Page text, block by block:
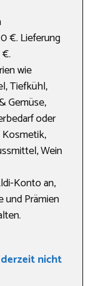
€. Lieferung
wie
Tiefkühl,
Gemüse,
oder
Wein
Konto an,
und Prämien
nicht